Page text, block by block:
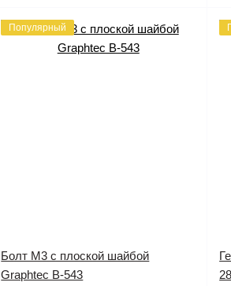
Популярный
Болт М3 с плоской шайбой
Graphtec B-543